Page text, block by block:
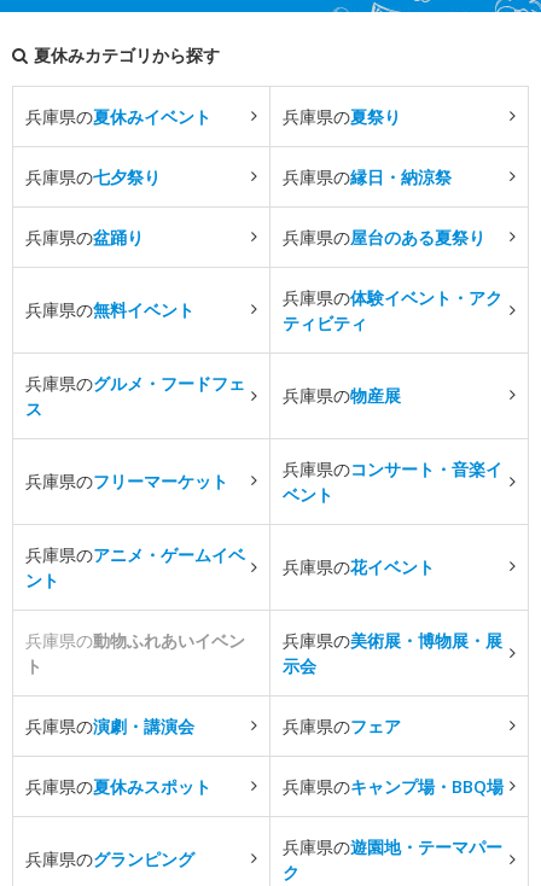
夏休みカテゴリから探す
兵庫県の夏休みイベント 兵庫県の夏祭り
兵庫県の七夕祭り 兵庫県の縁日・納涼祭
兵庫県の盆踊り 兵庫県の屋台のある夏祭り
兵庫県の無料イベント
兵庫県の体験イベント・アク
ティビティ
兵庫県のグルメ・フードフェ
ス
兵庫県の物産展
兵庫県のフリーマーケット
兵庫県のコンサート・音楽イ
ベント
兵庫県のアニメ・ゲームイベ
ント
兵庫県の花イベント
兵庫県の動物ふれあいイベン
ト
兵庫県の美術展・博物展・展
示会
兵庫県の演劇・講演会 兵庫県のフェア
兵庫県の夏休みスポット 兵庫県のキャンプ場・BBQ場
兵庫県のグランピング
兵庫県の遊園地・テーマパー
ク